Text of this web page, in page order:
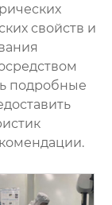
свойств и
подробные